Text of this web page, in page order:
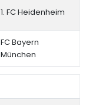
1. FC Heidenheim
FC Bayern
München